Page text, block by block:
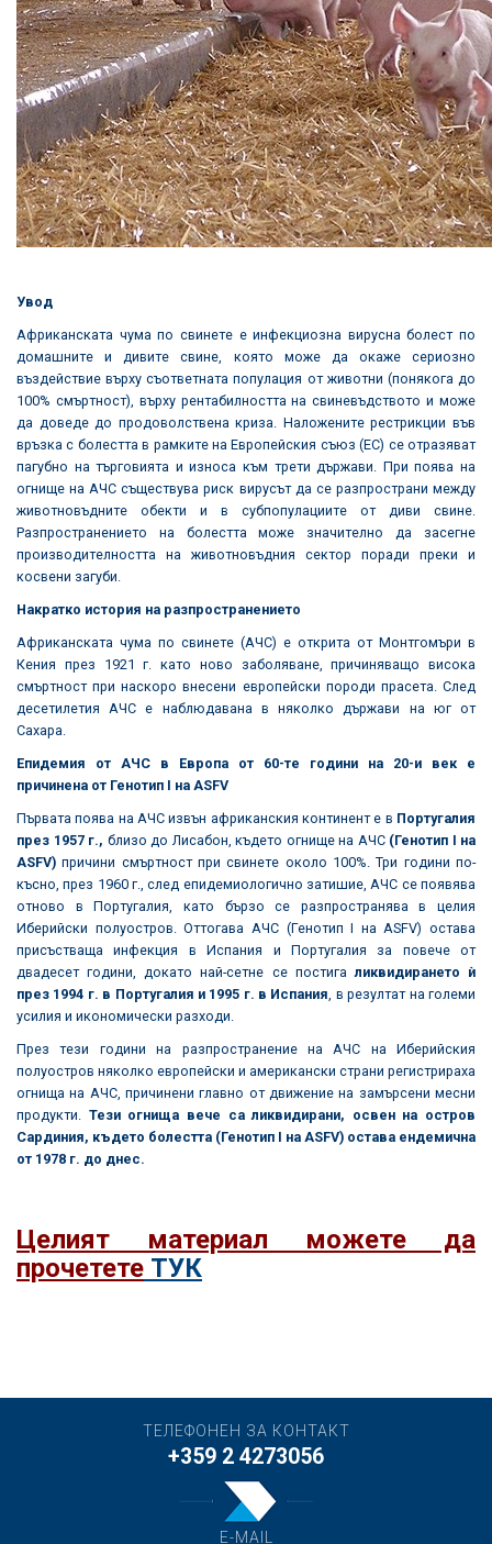
Увод
Африканската чума по свинете е инфекциозна вирусна болест по
домашните и дивите свине, която може да окаже сериозно
въздействие върху съответната популация от животни (понякога до
100% смъртност), върху рентабилността на свиневъдството и може
да доведе до продоволствена криза. Наложените рестрикции във
връзка с болестта в рамките на Европейския съюз (ЕС) се отразяват
пагубно на търговията и износа към трети държави. При поява на
огнище на АЧС съществува риск вирусът да се разпространи между
животновъдните обекти и в субпопулациите от диви свине.
Разпространението на болестта може значително да засегне
производителността на животновъдния сектор поради преки и
косвени загуби.
Накратко история на разпространението
Африканската чума по свинете (АЧС) е открита от Монтгомъри в
Кения през 1921 г. като ново заболяване, причиняващо висока
смъртност при наскоро внесени европейски породи прасета. След
десетилетия АЧС е наблюдавана в няколко държави на юг от
Сахара.
Епидемия от АЧС в Европа от 60-те години на 20-и век е
причинена от Генотип I на ASFV
Първата поява на АЧС извън африканския континент е в Португалия
през 1957 г., близо до Лисабон, където огнище на АЧС (Генотип I на
ASFV) причини смъртност при свинете около 100%. Три години по-
късно, през 1960 г., след епидемиологично затишие, АЧС се появява
отново в Португалия, като бързо се разпространява в целия
Иберийски полуостров. Оттогава АЧС (Генотип I на ASFV) остава
присъстваща инфекция в Испания и Португалия за повече от
двадесет години, докато най-сетне се постигаликвидирането ѝ
през 1994 г. в Португалия и 1995 г. в Испания , в резултат на големи
усилия и икономически разходи.
През тези години на разпространение на АЧС на Иберийския
полуостров няколко европейски и американски страни регистрираха
огнища на АЧС, причинени главно от движение на замърсени месни
продукти. Тези огнища вече са ликвидирани, освен на остров
Сардиния, където болестта (Генотип I на ASFV) остава ендемична
от 1978 г. до днес.
Целият материал можете да
прочетете ТУК
ТЕЛЕФОНЕН ЗА КОНТАКТ
+359 2 4273056
E-MAIL